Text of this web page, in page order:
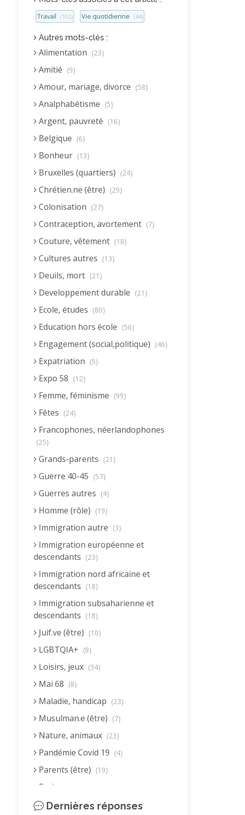
Travail (102) Vie quotidienne (44)
Autres mots-clés :
Alimentation (23)
Amitié (9)
Amour, mariage, divorce (58)
Analphabétisme (5)
Argent, pauvreté (16)
Belgique (6)
Bonheur (13)
Bruxelles (quartiers) (24)
Chrétien.ne (être) (29)
Colonisation (27)
Contraception, avortement (7)
Couture, vêtement (18)
Cultures autres (13)
Deuils, mort (21)
Developpement durable (21)
Ecole, études (80)
Education hors école (56)
Engagement (social,politique) (46)
Expatriation (5)
Expo 58 (12)
Femme, féminisme (99)
Fêtes (24)
Francophones, néerlandophones
(25)
Grands-parents (21)
Guerre 40-45 (57)
Guerres autres (4)
Homme (rôle) (19)
Immigration autre (3)
Immigration européenne et
descendants (23)
Immigration nord africaine et
descendants (18)
Immigration subsaharienne et
descendants (18)
Juif.ve (être) (10)
LGBTQIA+ (8)
Loisirs, jeux (34)
Mai 68 (8)
Maladie, handicap (23)
Musulman.e (être) (7)
Nature, animaux (23)
Pandémie Covid 19 (4)
Parents (être) (19)
Racisme
Religion, valeurs et éthique
Dernières réponses